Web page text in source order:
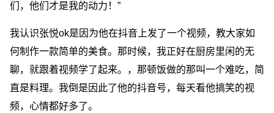
们，他们才是我的动力！”
我认识张悦ok是因为他在抖音上发了一个视频，教大家如
何制作一款简单的美食。那时候，我正好在厨房里闲的无
聊，就跟着视频学了起来。，那顿饭做的那叫一个难吃，简
直是料理。我倒是因此了他的抖音号，每天看他搞笑的视
频，心情都好多了。